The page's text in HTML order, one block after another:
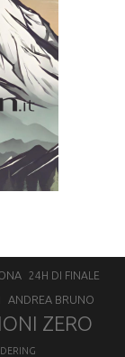
24H DI FINALE
ANDREA BRUNO
ZERO